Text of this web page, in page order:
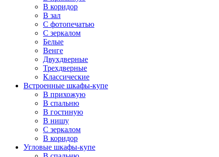
В коридор
В зал
С фотопечатью
С зеркалом
Белые
Венге
Двухдверные
Трехдверные
Классические
Встроенные шкафы-купе
В прихожую
В спальню
В гостиную
В нишу
С зеркалом
В коридор
Угловые шкафы-купе